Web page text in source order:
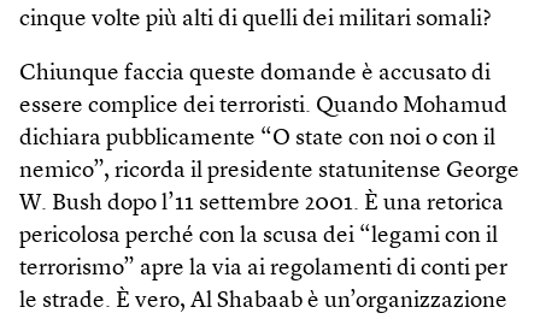
cinque volte più alti di quelli dei militari somali?
Chiunque faccia queste domande è accusato di
essere complice dei terroristi. Quando Mohamud
dichiara pubblicamente “O state con noi o con il
nemico”, ricorda il presidente statunitense George
W. Bush dopo l’11 settembre 2001. È una retorica
pericolosa perché con la scusa dei “legami con il
terrorismo” apre la via ai regolamenti di conti per
le strade. È vero, Al Shabaab è un’organizzazione